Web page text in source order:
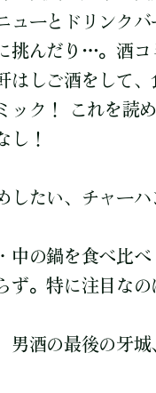
ーとドリンクバ
挑んだり…。酒コ
はしご酒をして
ック！ これを読
し！
したい、チャーハ
中の鍋を食べ比べ
ず。特に注目なの
男酒の最後の牙